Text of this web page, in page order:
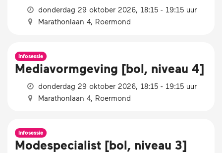
donderdag 29 oktober 2026, 18:15 - 19:15 uur
Marathonlaan 4, Roermond
Infosessie
Mediavormgeving [bol, niveau 4]
donderdag 29 oktober 2026, 18:15 - 19:15 uur
Marathonlaan 4, Roermond
Infosessie
Modespecialist [bol, niveau 3]